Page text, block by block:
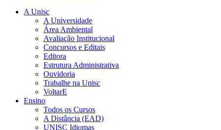
A Unisc
A Universidade
Área Ambiental
Avaliação Institucional
Concursos e Editais
Editora
Estrutura Administrativa
Ouvidoria
Trabalhe na Unisc
VoltarE
Ensino
Todos os Cursos
A Distância (EAD)
UNISC Idiomas